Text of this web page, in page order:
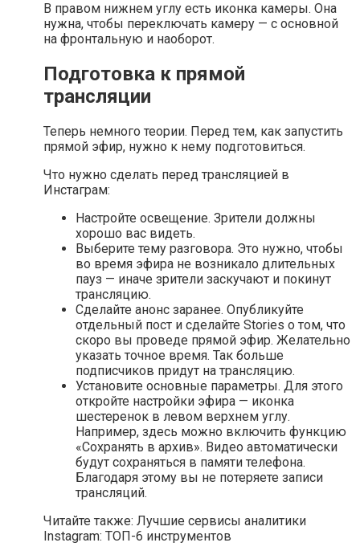
В правом нижнем углу есть иконка камеры. Она
нужна, чтобы переключать камеру — с основной
на фронтальную и наоборот.
Подготовка к прямой
трансляции
Теперь немного теории. Перед тем, как запустить
прямой эфир, нужно к нему подготовиться.
Что нужно сделать перед трансляцией в
Инстаграм:
Настройте освещение. Зрители должны
хорошо вас видеть.
Выберите тему разговора. Это нужно, чтобы
во время эфира не возникало длительных
пауз — иначе зрители заскучают и покинут
трансляцию.
Сделайте анонс заранее. Опубликуйте
отдельный пост и сделайте Stories о том, что
скоро вы проведе прямой эфир. Желательно
указать точное время. Так больше
подписчиков придут на трансляцию.
Установите основные параметры. Для этого
откройте настройки эфира — иконка
шестеренок в левом верхнем углу.
Например, здесь можно включить функцию
«Сохранять в архив». Видео автоматически
будут сохраняться в памяти телефона.
Благодаря этому вы не потеряете записи
трансляций.
Читайте также: Лучшие сервисы аналитики
Instagram: ТОП-6 инструментов